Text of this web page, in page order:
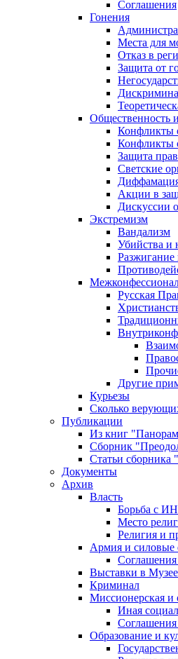
Соглашения
Гонения
Места для
Отказ в
Защита от
Конфликты
Конфликты
Защита
Светские
Акции в
Дискуссии
Экстремизм
Вандализм
Убийства и
Русская
Другие
Курьезы
Сколько
Публикации
Из книг
Сборник
Статьи сборника
Документы
Архив
Власть
Борьба с
Место
Религия и
Армия и силовые
Соглашения
Выставки в
Криминал
Миссионерская и
Иная
Соглашения
Образование и